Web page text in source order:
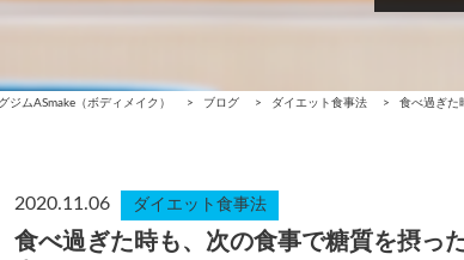
ムASmake（ボディメイク） > ブログ > ダイエット食事法 > 食べ過ぎた
2020.11.06 ダイエット食事法
食べ過ぎた時も、次の食事で糖質を摂っ